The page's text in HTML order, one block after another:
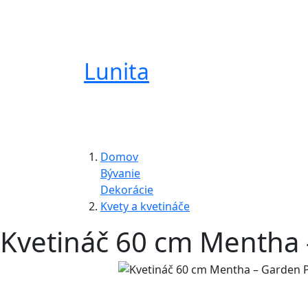
Lunita
Domov
Bývanie
Dekorácie
Kvety a kvetináče
Kvetináč 60 cm